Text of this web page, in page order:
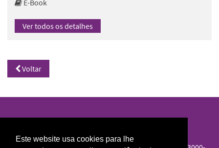
Este website usa cookies para lhe
E-Book
Ver todos os detalhes
Voltar